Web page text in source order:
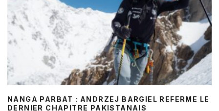
NANGA PARBAT : ANDRZEJ BARGIEL REFERME LE
DERNIER CHAPITRE PAKISTANAIS